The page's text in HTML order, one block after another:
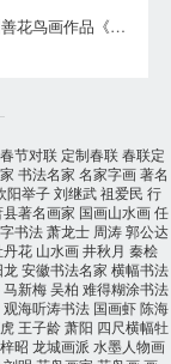
画家任训善花鸟画作品《竹报平安》
节对联 定制春联春联定
书法名家 名家字画著名
阳举子刘继武祖爱民 行
县著名画家 国画山水画任
书法萧龙士 周涛郭公达
丹花 山水画井秋月 秦桧
龙安徽书法名家 横幅书法
马新梅吴柏 难得糊涂书法
观海听涛书法 国画虾陈海
王子龄萧阳 四尺横幅牡
昭 龙城画派 水墨人物画